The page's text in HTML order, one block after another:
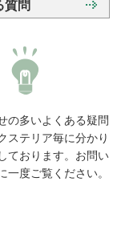
質問
の多いよくある疑問
ステリア毎に分かり
ております。お問い
一度ご覧ください。